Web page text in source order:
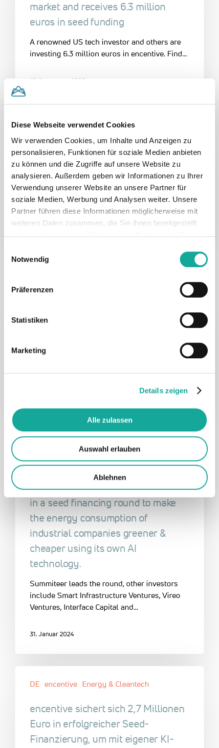
Diese Webseite verwendet Cookies
Wir verwenden Cookies, um Inhalte und Anzeigen zu
personalisieren, Funktionen für soziale Medien anbieten
zu können und die Zugriffe auf unsere Website zu
analysieren. Außerdem geben wir Informationen zu Ihrer
Verwendung unserer Website an unsere Partner für
soziale Medien, Werbung und Analysen weiter. Unsere
Partner führen diese Informationen möglicherweise mit
weiteren Daten zusammen, die Sie ihnen bereitgestellt
Notwendig
Präferenzen
Statistiken
Marketing
Details zeigen
Alle zulassen
Auswahl erlauben
Ablehnen
market and receives 6.3 million
euros in seed funding
A renowned US tech investor and others are
investing 6.3 million euros in encentive. Find…
15. September 2025
DE encentive Energy & Cleantech
Torge Lahrsen von encentive im
Energiezone-Podcast
In einer neuen Folge des Energiezone-
Podcasts, moderiert von Ilan Momber, dreht
sich alles um das…
DE encentive
encentive ist Startup des Monats im
12.04.2024 - Unser Portfoliounternehmen
Deutschland zum Startup des Monats
EN encentive Energy & Cleantech
encentive secures 2.7 million euros
in a seed financing round to make
the energy consumption of
industrial companies greener &
cheaper using its own AI
technology.
Summiteer leads the round, other investors
include Smart Infrastructure Ventures, Vireo
Ventures, Interface Capital and…
31. Januar 2024
DE encentive Energy & Cleantech
encentive sichert sich 2,7 Millionen
Euro in erfolgreicher Seed-
Finanzierung, um mit eigener KI-